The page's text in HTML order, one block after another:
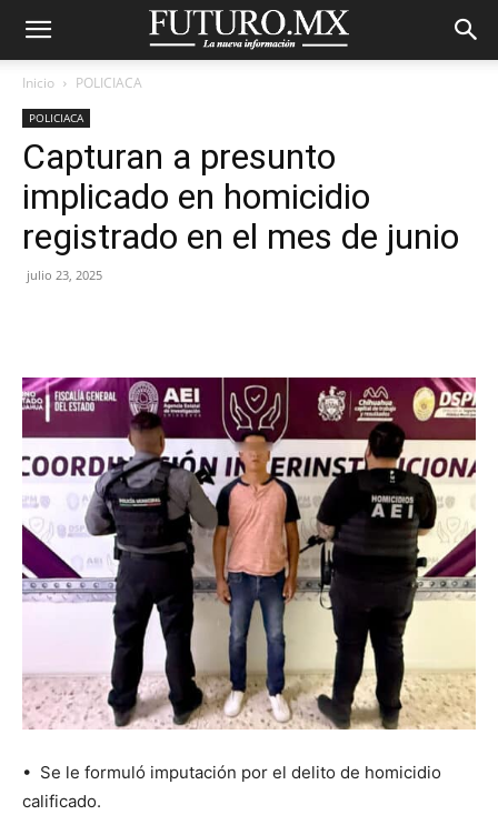
Inicio POLICIACA
POLICIACA
Capturan a presunto
implicado en homicidio
registrado en el mes de junio
julio 23, 2025
•⁠ ⁠Se le formuló imputación por el delito de homicidio
calificado.